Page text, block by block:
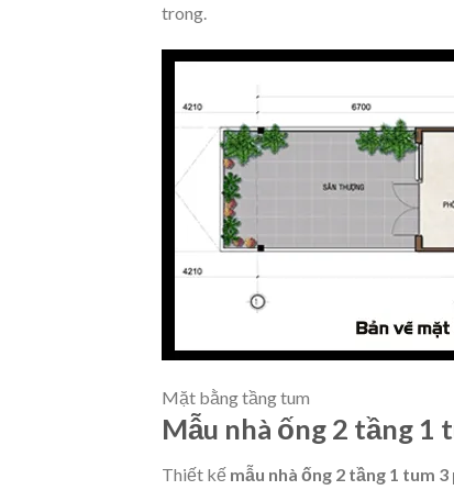
trong.
Mặt bằng tầng tum
Mẫu nhà ống 2 tầng 1
Thiết kế mẫu nhà ống 2 tầng 1 tum